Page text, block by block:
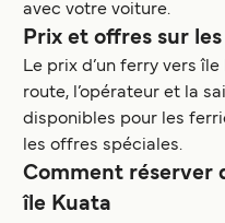
avec votre voiture.
Prix et offres sur
Le prix d’un ferry vers
route, l’opérateur et la
disponibles pour les
les offres spéciales.
Comment réserver
île Kuata